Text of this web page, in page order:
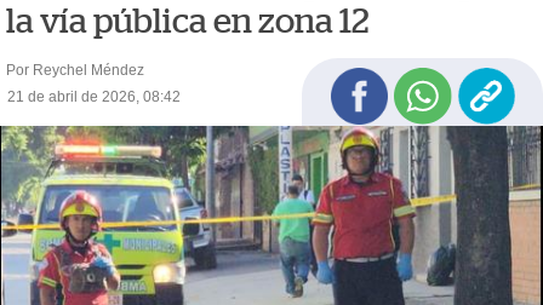
la vía pública en zona 12
Por Reychel Méndez
21 de abril de 2026, 08:42